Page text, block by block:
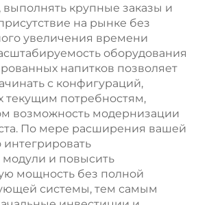
выполнять крупные заказы и
на рынке без
увеличения времени
оборудования
напитков позволяет
с конфигураций,
текущим потребностям,
возможность модернизации
По мере расширения вашей
и повысить
мощность без полной
системы, тем самым